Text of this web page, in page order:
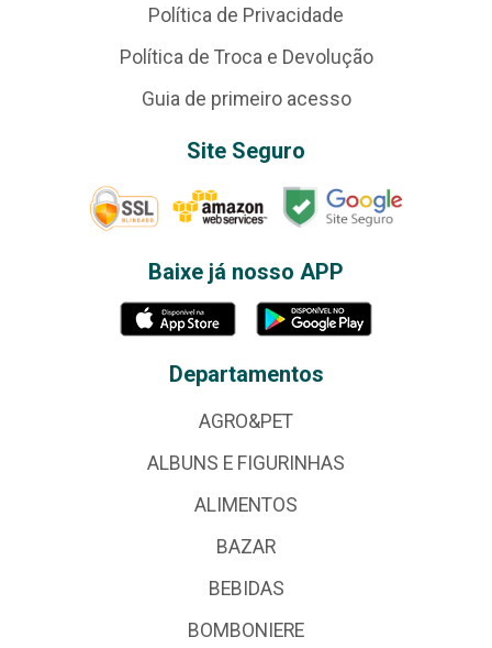
Política de Privacidade
Política de Troca e Devolução
Guia de primeiro acesso
Site Seguro
Baixe já nosso APP
Departamentos
AGRO&PET
ALBUNS E FIGURINHAS
ALIMENTOS
BAZAR
BEBIDAS
BOMBONIERE